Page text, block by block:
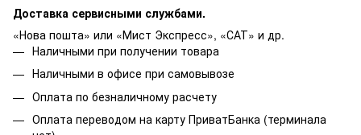
Доставка сервисными службами.
«Нова пошта» или «Мист Экспресс», «САТ» и др.
Наличными при получении товара
Наличными в офисе при самовывозе
Оплата по безналичному расчету
Оплата переводом на карту ПриватБанка (терминала